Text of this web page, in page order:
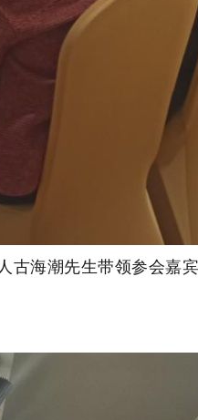
古海潮先生带领参会嘉